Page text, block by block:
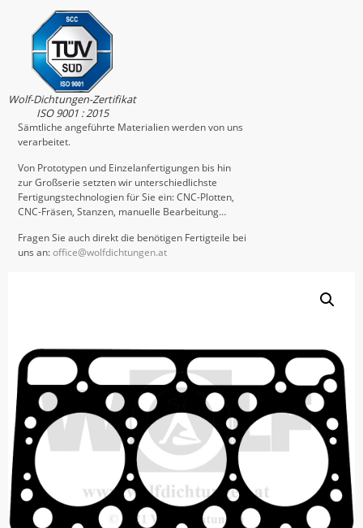
Wolf-Dichtungen-Zertifikat
ISO 9001 : 2015
Sämtliche angeführte Materialien werden von uns
verarbeitet.
Von Prototypen und Einzelanfertigungen bis hin
zur Großserie setzten wir unterschiedlichste
Fertigungstechnologien für Sie ein: CNC-Plotten,
CNC-Fräsen, Stanzen, manuelle Bearbeitung…
Fragen Sie auch direkt die benötigen Fertigteile bei
uns an:office@wolfdichtungen.at